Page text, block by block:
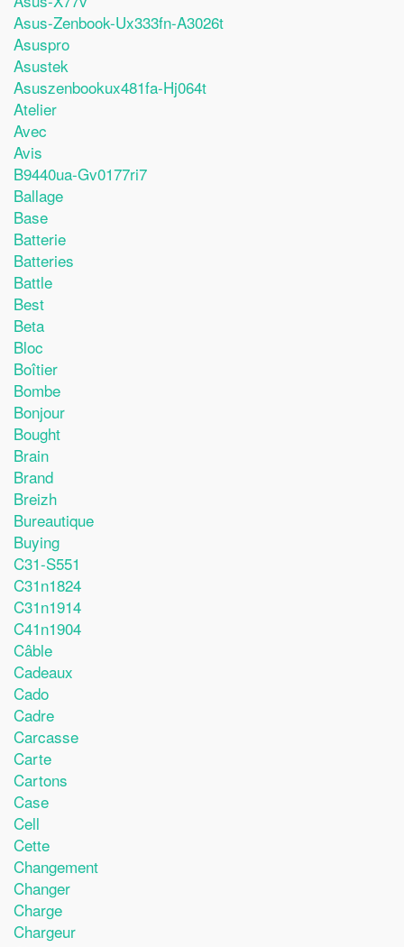
Asus-Zenbook-Ux333fn-A3026t
Asuspro
Asustek
Asuszenbookux481fa-Hj064t
Atelier
Avec
Avis
B9440ua-Gv0177ri7
Ballage
Base
Batterie
Batteries
Battle
Best
Beta
Bloc
Boîtier
Bombe
Bonjour
Bought
Brain
Brand
Breizh
Bureautique
Buying
C31-S551
C31n1824
C31n1914
C41n1904
Câble
Cadeaux
Cado
Cadre
Carcasse
Carte
Cartons
Case
Cell
Cette
Changement
Changer
Charge
Chargeur